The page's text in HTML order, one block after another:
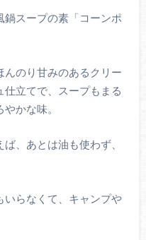
鍋スープの素「コーンポ
んのり甘みのあるクリー
仕立てで、スープもまる
かな味。
、あとは油も使わず、
いらなくて、キャンプや